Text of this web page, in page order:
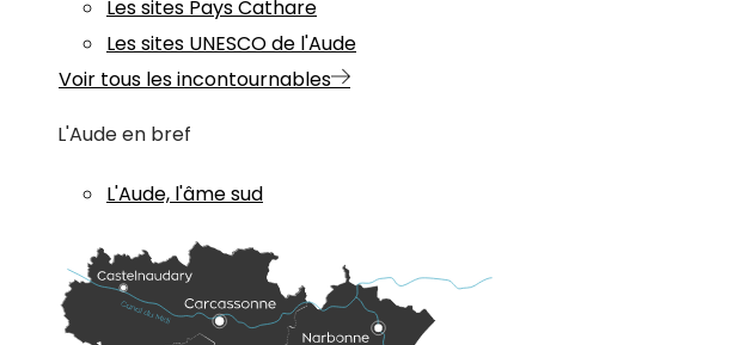
Les sites Pays Cathare
Les sites UNESCO de l'Aude
Voir tous les incontournables
L'Aude en bref
L'Aude, l'âme sud